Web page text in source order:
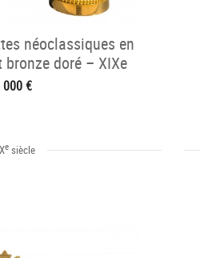
néoclassiques en
doré – XIXe
000 €
esiècle